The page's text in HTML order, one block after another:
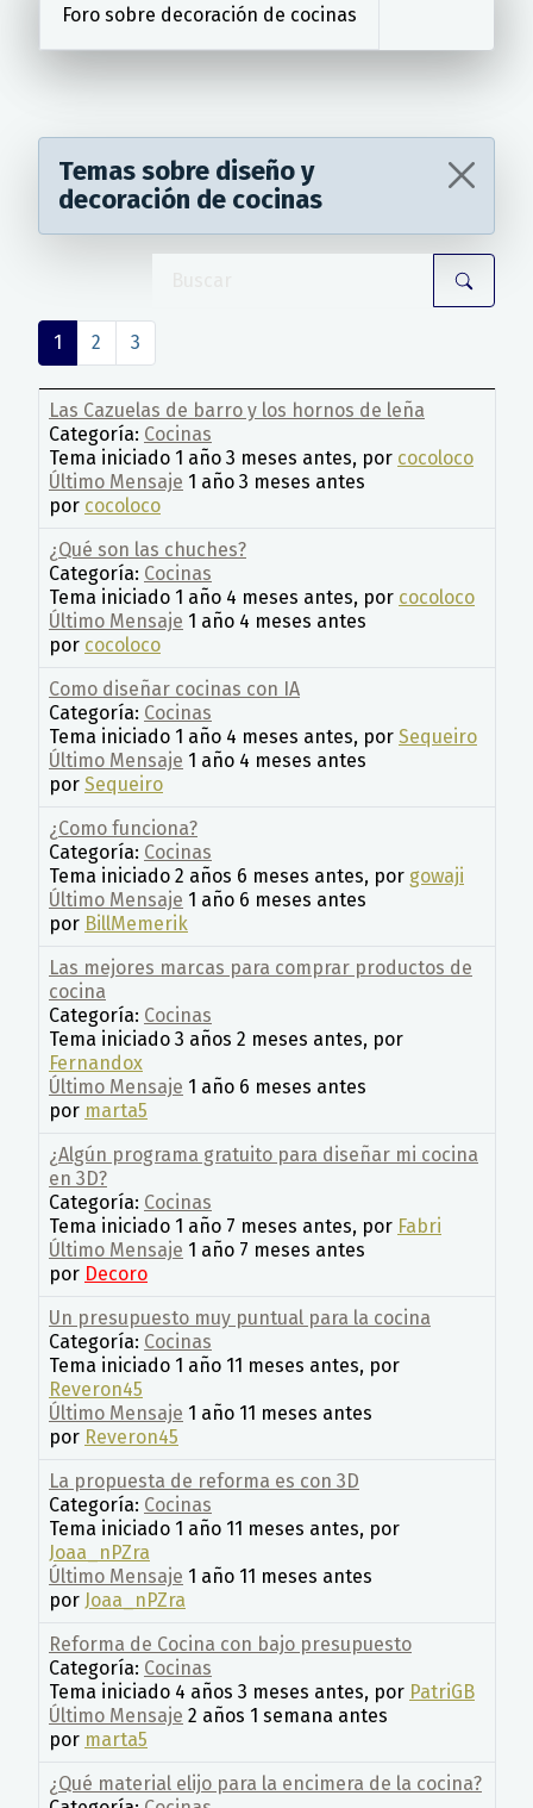
Foro sobre decoración de cocinas
Temas sobre diseño y
decoración de cocinas
1 2 3
Las Cazuelas de barro y los hornos de leña
Categoría: Cocinas
Tema iniciado 1 año 3 meses antes, por cocoloco
Último Mensaje 1 año 3 meses antes
por cocoloco
¿Qué son las chuches?
Categoría: Cocinas
Tema iniciado 1 año 4 meses antes, por cocoloco
Último Mensaje 1 año 4 meses antes
por cocoloco
Como diseñar cocinas con IA
Categoría: Cocinas
Tema iniciado 1 año 4 meses antes, por Sequeiro
Último Mensaje 1 año 4 meses antes
por Sequeiro
¿Como funciona?
Categoría: Cocinas
Tema iniciado 2 años 6 meses antes, por gowaji
Último Mensaje 1 año 6 meses antes
por BillMemerik
Las mejores marcas para comprar productos de
cocina
Categoría: Cocinas
Tema iniciado 3 años 2 meses antes, por
Fernandox
Último Mensaje 1 año 6 meses antes
por marta5
¿Algún programa gratuito para diseñar mi cocina
en 3D?
Categoría: Cocinas
Tema iniciado 1 año 7 meses antes, por Fabri
Último Mensaje 1 año 7 meses antes
por Decoro
Un presupuesto muy puntual para la cocina
Categoría: Cocinas
Tema iniciado 1 año 11 meses antes, por
Reveron45
Último Mensaje 1 año 11 meses antes
por Reveron45
La propuesta de reforma es con 3D
Categoría: Cocinas
Tema iniciado 1 año 11 meses antes, por
Joaa_nPZra
Último Mensaje 1 año 11 meses antes
por Joaa_nPZra
Reforma de Cocina con bajo presupuesto
Categoría: Cocinas
Tema iniciado 4 años 3 meses antes, por PatriGB
Último Mensaje 2 años 1 semana antes
por marta5
¿Qué material elijo para la encimera de la cocina?